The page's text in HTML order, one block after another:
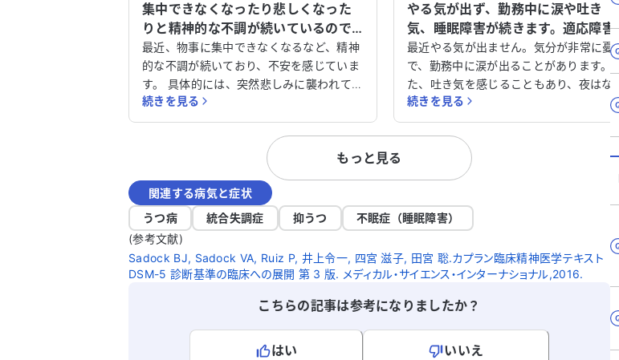
集中できなくなったり悲しくなった
りと精神的な不調が続いているので
すが、原因と解決策のアドバイスを
お願いします。
最近、物事に集中できなくなるなど、精神
的な不調が続いており、不安を感じていま
す。 具体的には、突然悲しみに襲われて泣
いてしまったり、以前は楽しかったことが
楽しめなくなったりしています。また、喜
びや嬉しさを感じにくくなり、何事にもや
りがいを感じられません。さらに、人との
関わりも円滑に進められず、気分が落ち込
みやすくなってしまいました。 このよう
な状態が続いているため、何か原因がある
のか、またどのように対処すれば良いの
か、アドバイスをいただけると幸いです。
続きを見る
やる気が出ず、勤務中に涙や吐き
気、睡眠障害が続きます。適応障害
しょうか？
最近やる気が出ません。気分が非常に憂
で、勤務中に涙が出ることがあります。ま
た、吐き気を感じることもあり、夜はなか
なか眠れず、何度も目が覚めてしまいま
す。このような症状が続いているため、本
当に適応障害なのか心配です。どうすれ
良いかアドバイスをいただけると助かり
続きを見る
もっと見る
関連する病気と症状
うつ病
統合失調症 抑うつ
不眠症（睡眠障害）
(参考文献)
Sadock BJ, Sadock VA, Ruiz P, 井上令一, 四宮 滋子, 田宮 聡.カプラン臨床精神医学テキスト
DSM-5 診断基準の臨床への展開 第 3 版. メディカル・サイエンス・インターナショナル,2016.
こちらの記事は参考になりましたか？
はい
いいえ